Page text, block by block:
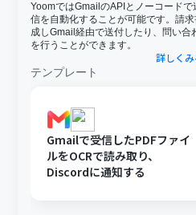
YoomではGmailのAPIとノーコード
信を自動化することが可能です。請
成しGmail経由で送付したり、問い
を行うことができます。
詳しくみ
テンプレート
Gmailで受信したPDFファイ
ルをOCRで読み取り、
Discordに通知する